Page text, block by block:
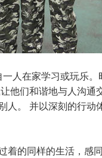
人在家学习或玩乐
他们和谐地与人沟
。 并以深刻的行
的同样的生活，感